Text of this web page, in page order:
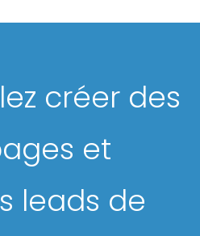
créer des
et
leads de